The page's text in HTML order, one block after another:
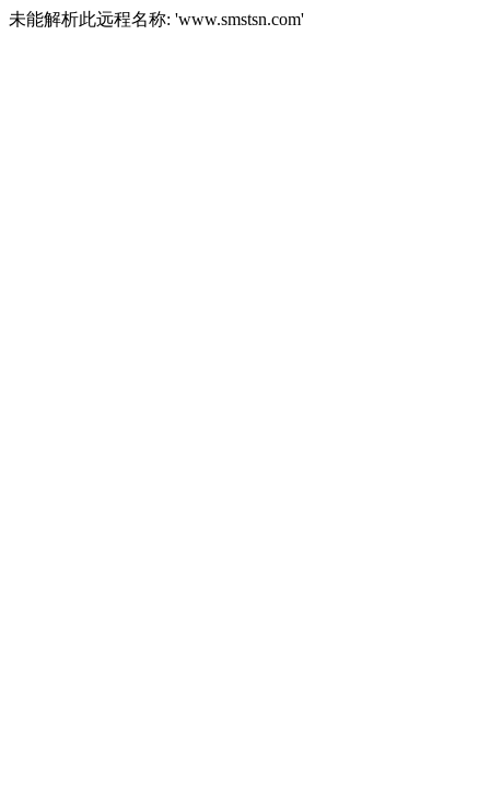
未能解析此远程名称: 'www.smstsn.com'